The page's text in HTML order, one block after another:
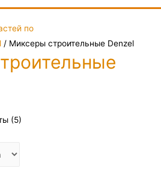
по
/ Миксеры строительные Denzel
(5)